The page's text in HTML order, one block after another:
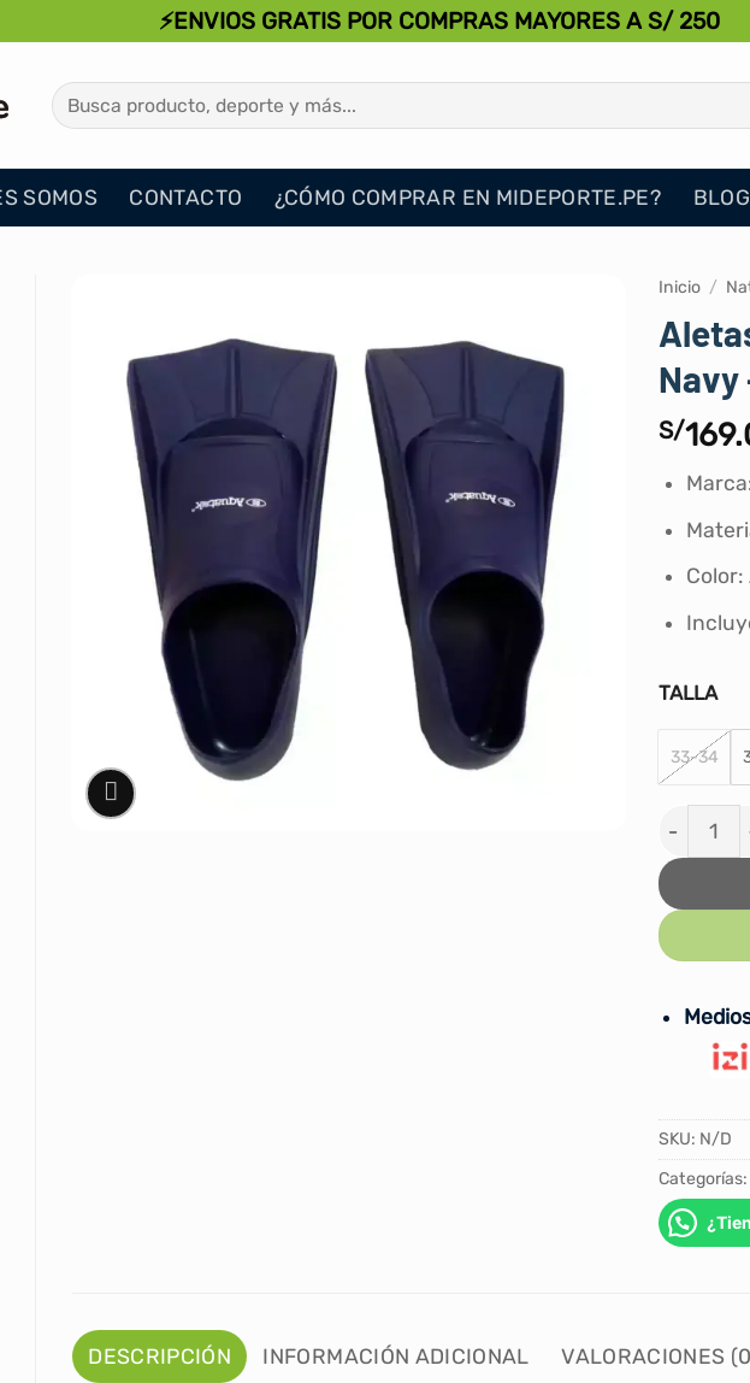
⚡ENVIOS GRATIS POR COMPRAS MAYORES A S/ 250
Buscar
por:
SOMOS CONTACTO ¿CÓMO COMPRAR EN MIDEPORTE.PE? BLOG
Inicio /
Navy
S/
Color:
TALLA
33-34
Aletas
SKU: N/D
Categorías:
DESCRIPCIÓN INFORMACIÓN ADICIONAL VALORACIONES